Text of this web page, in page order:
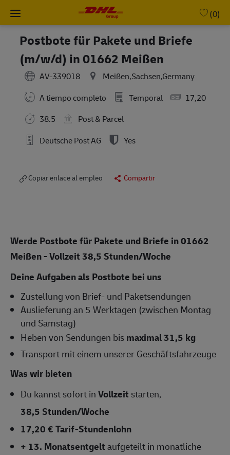
Skip to main content
(0)
Postbote für Pakete und Briefe
(m/w/d) in 01662 Meißen
AV-339018
Meißen,Sachsen,Germany
A tiempo completo
Temporal
17,20
38.5
Post & Parcel
Deutsche Post AG
Yes
Copiar enlace al empleo Compartir
Werde Postbote für Pakete und Briefe in 01662
Meißen - Vollzeit 38,5Stunden/Woche
Deine Aufgaben als Postbote bei uns
Zustellung von Brief- und Paketsendungen
Auslieferung an 5 Werktagen (zwischen Montag
und Samstag)
Heben von Sendungen bismaximal 31,5 kg
Transport mit einem unserer Geschäftsfahrzeuge
Was wir bieten
Du kannst sofort inVollzeit starten,
38,5 Stunden/Woche
17,20 € Tarif-Stundenlohn
+ 13. Monatsentgeltaufgeteilt in monatliche